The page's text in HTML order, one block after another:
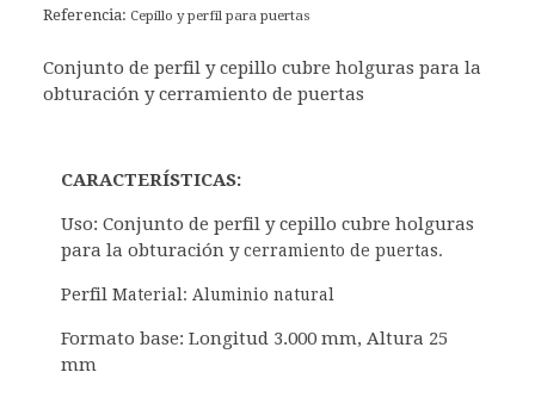
Referencia: Cepillo y perfil para puertas
Conjunto de perfil y cepillo cubre holguras para la
obturación y cerramiento de puertas
CARACTERÍSTICAS:
Uso: Conjunto de perfil y cepillo cubre holguras
para la obturación ycerramiento de puertas.
Perfil Material: Aluminio natural
Formato base: Longitud 3.000 mm, Altura 25
mm